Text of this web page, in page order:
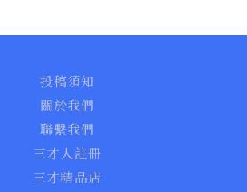
投稿須知
關於我們
聯繫我們
三才人註冊
三才精品店